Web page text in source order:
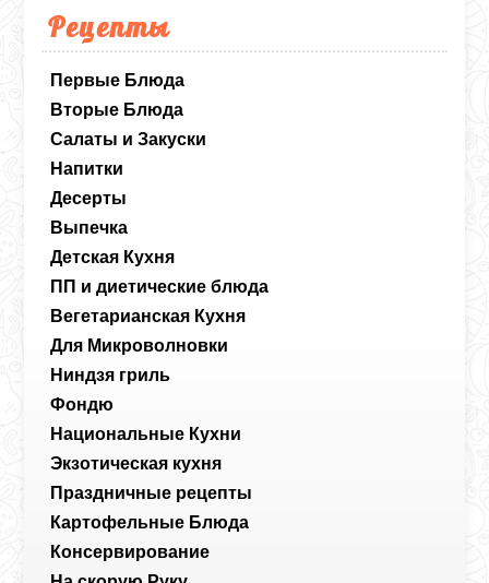
Рецепты
Первые Блюда
Вторые Блюда
Салаты и Закуски
Напитки
Десерты
Выпечка
Детская Кухня
ПП и диетические блюда
Вегетарианская Кухня
Для Микроволновки
Ниндзя гриль
Фондю
Национальные Кухни
Экзотическая кухня
Праздничные рецепты
Картофельные Блюда
Консервирование